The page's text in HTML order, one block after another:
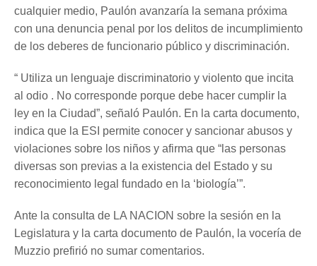
cualquier medio, Paulón avanzaría la semana próxima
con una denuncia penal por los delitos de incumplimiento
de los deberes de funcionario público y discriminación.
“ Utiliza un lenguaje discriminatorio y violento que incita
al odio . No corresponde porque debe hacer cumplir la
ley en la Ciudad”, señaló Paulón. En la carta documento,
indica que la ESI permite conocer y sancionar abusos y
violaciones sobre los niños y afirma que “las personas
diversas son previas a la existencia del Estado y su
reconocimiento legal fundado en la ‘biología’”.
Ante la consulta de LA NACION sobre la sesión en la
Legislatura y la carta documento de Paulón, la vocería de
Muzzio prefirió no sumar comentarios.